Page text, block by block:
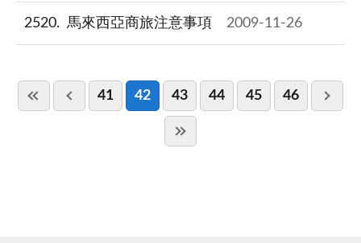
2520 馬來西亞商旅注意事項 2009-11-26
41 42 43 44 45 46